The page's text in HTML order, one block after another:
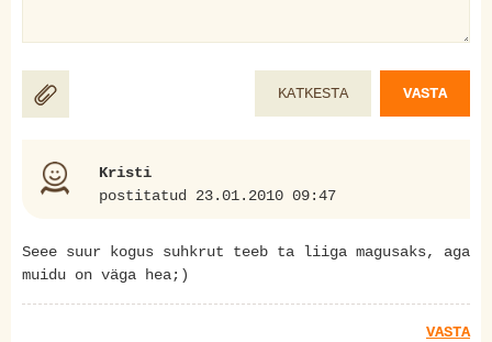
KATKESTA VASTA
Kristi
postitatud 23.01.2010 09:47
Seee suur kogus suhkrut teeb ta liiga magusaks, aga
muidu on väga hea;)
VASTA